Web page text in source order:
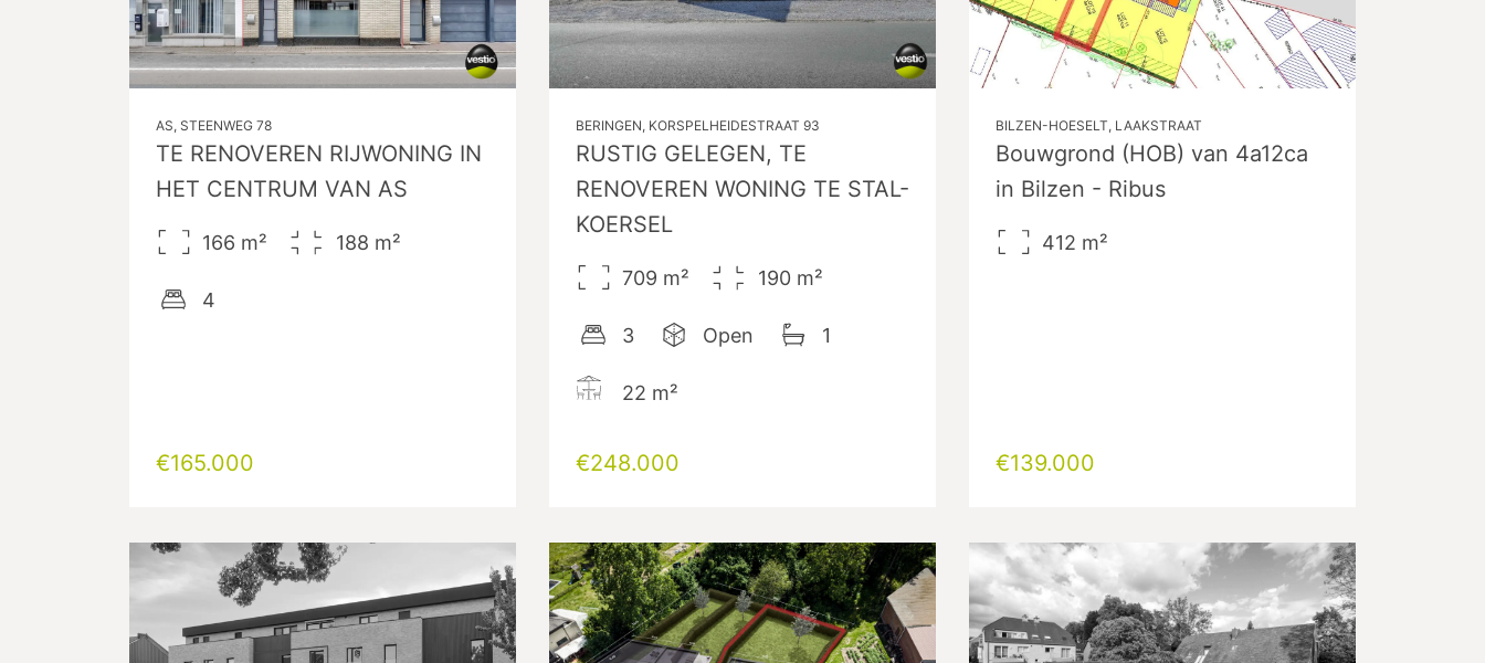
AS, STEENWEG 78
TE RENOVEREN RIJWONING IN
HET CENTRUM VAN AS
166 m² 188 m²
4
€165.000
BERINGEN, KORSPELHEIDESTRAAT 93
RUSTIG GELEGEN, TE
RENOVEREN WONING TE STAL-
KOERSEL
709 m² 190 m²
3 Open 1
22 m²
€248.000
BILZEN-HOESELT, LAAKSTRAAT
Bouwgrond (HOB) van 4a12ca
in Bilzen - Ribus
412 m²
€139.000